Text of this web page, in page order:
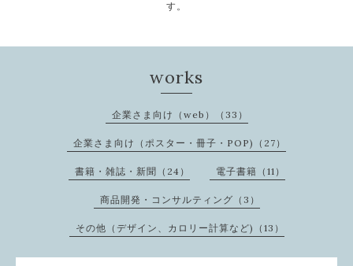
す。
works
企業さま向け（web）（33）
企業さま向け（ポスター・冊子・POP)（27）
書籍・雑誌・新聞（24） 電子書籍（11）
商品開発・コンサルティング（3）
その他（デザイン、カロリー計算など)（13）